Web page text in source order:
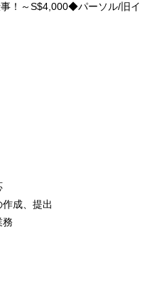
！～S$4,000◆パーソル/旧イ
成、提出
務